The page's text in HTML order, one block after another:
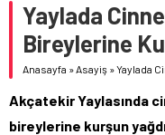
Ajans
Harun YÜCEL
5.910,66
BİST
11.456,34
42,6961
Yaylada
Bireylerine
Anasayfa »Asayiş »Yaylada
Akçatekir Yaylasında
bireylerine kurşun